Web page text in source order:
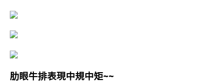
肋眼牛排表現中規中矩~~